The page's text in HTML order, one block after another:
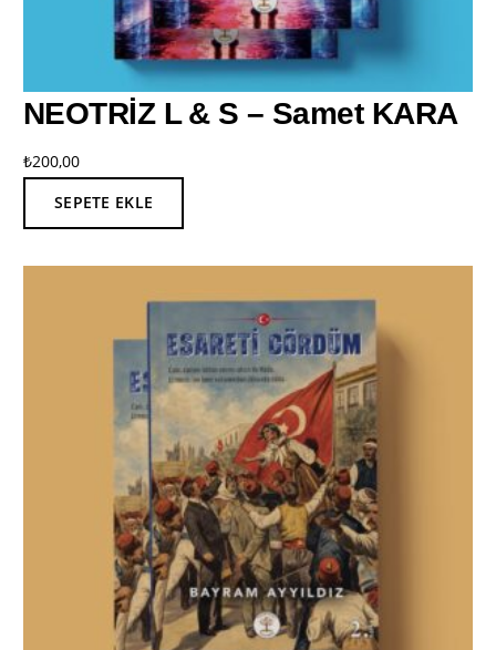
NEOTRİZ L & S – Samet KARA
₺200,00
SEPETE EKLE